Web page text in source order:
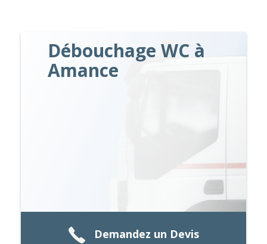
Débouchage WC à
Amance
Demandez un Devis